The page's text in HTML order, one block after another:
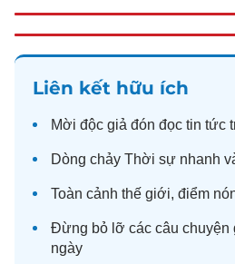
Liên kết hữu ích
Mời độc giả đón đọc tin tức
Dòng chảy Thời sự nhanh
Toàn cảnh thế giới, điểm
Đừng bỏ lỡ các câu chuyện
ngày